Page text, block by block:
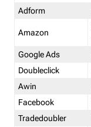
Adform
Amazon
Google Ads
Doubleclick
Awin
Facebook
Tradedoubler